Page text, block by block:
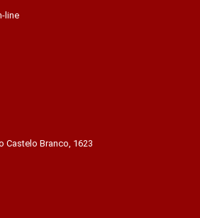
line
Castelo Branco, 1623